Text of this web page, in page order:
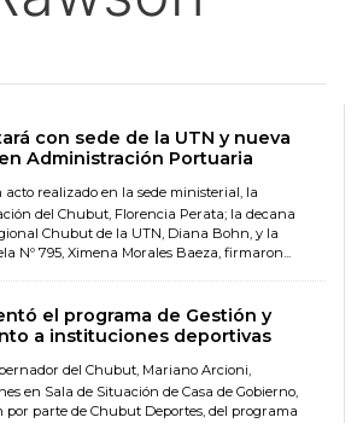
con sede de la UTN y nueva
Administración Portuaria
acto realizado en la sede ministerial, la
del Chubut, Florencia Perata; la decana
Chubut de la UTN, Diana Bohn, y la
Nº 795, Ximena Morales Baeza, firmaron...
el programa de Gestión y
a instituciones deportivas
del Chubut, Mariano Arcioni,
en Sala de Situación de Casa de Gobierno,
por parte de Chubut Deportes, del programa